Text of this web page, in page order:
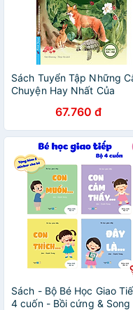
Sách Tuyển Tập Những
Chuyện Hay Nhất Của
67.760 đ
Sách - Bộ Bé Học Giao
4 cuốn - Bồi cứng & Song